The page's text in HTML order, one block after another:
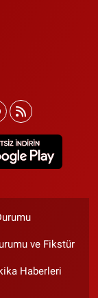
ve Fikstür
Haberleri